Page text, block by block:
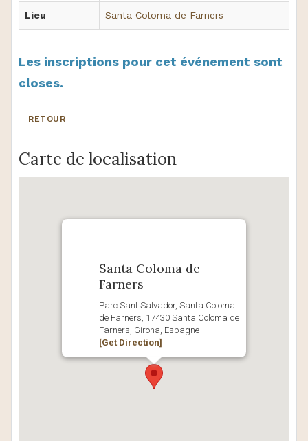
Lieu Santa Coloma de Farners
Les inscriptions pour cet événement sont
closes.
RETOUR
Carte de localisation
Santa Coloma de
Farners
Parc Sant Salvador, Santa Coloma
de Farners, 17430 Santa Coloma de
Farners, Girona, Espagne
[Get Direction]